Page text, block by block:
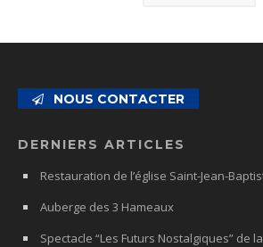
NOUS CONTACTER
DERNIERS ARTICLES
Restauration de l’église Saint-Jean-
Auberge des 3 Hameaux
Spectacle “Les Futurs Nostalgiques” de